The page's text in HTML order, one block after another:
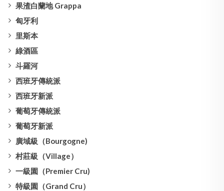
果渣白蘭地 Grappa
匈牙利
里斯本
綠酒區
斗羅河
西班牙傳統派
西班牙新派
葡萄牙傳統派
葡萄牙新派
廣域級（Bourgogne)
村莊級（Village）
一級園（Premier Cru)
特級園（Grand Cru）